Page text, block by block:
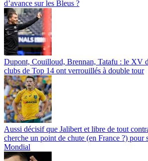
d’avance sur les Bleus ?
Dupont, Couilloud, Brennan, Tatafu : le XV
clubs de Top 14 ont verrouillés à double tour
Aussi décisif que Jalibert et libre de tout
cherche un point de chute (en France ?)
Mondial